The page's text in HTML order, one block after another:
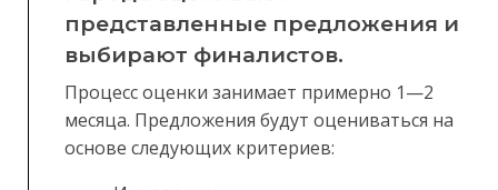
представленные предложения и
выбирают финалистов.
Процесс оценки занимает примерно 1—2
месяца. Предложения будут оцениваться на
основе следующих критериев: